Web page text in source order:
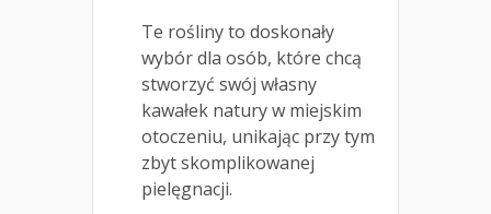
Te rośliny to doskonały
wybór dla osób, które chcą
stworzyć swój własny
kawałek natury w miejskim
otoczeniu, unikając przy tym
zbyt skomplikowanej
pielęgnacji.